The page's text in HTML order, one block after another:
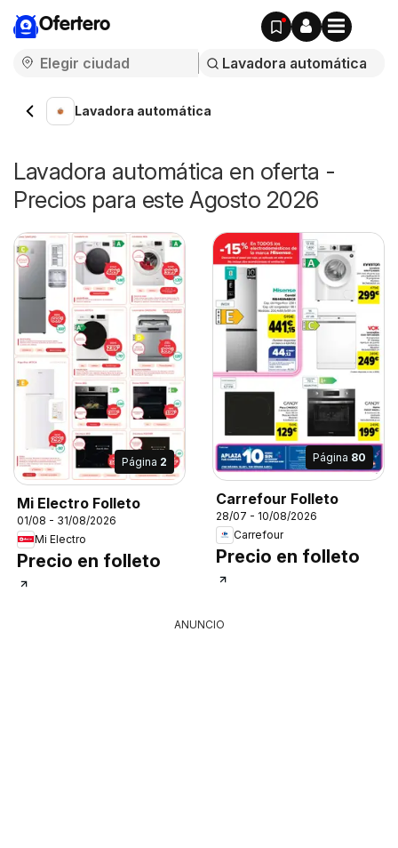
Ofertero
Lavadora automática
Lavadora automática en oferta -
Precios para este Agosto 2026
Página 2
Mi Electro Folleto
01/08 - 31/08/2026
Mi Electro
Precio en folleto
Página 80
Carrefour Folleto
28/07 - 10/08/2026
Carrefour
Precio en folleto
ANUNCIO